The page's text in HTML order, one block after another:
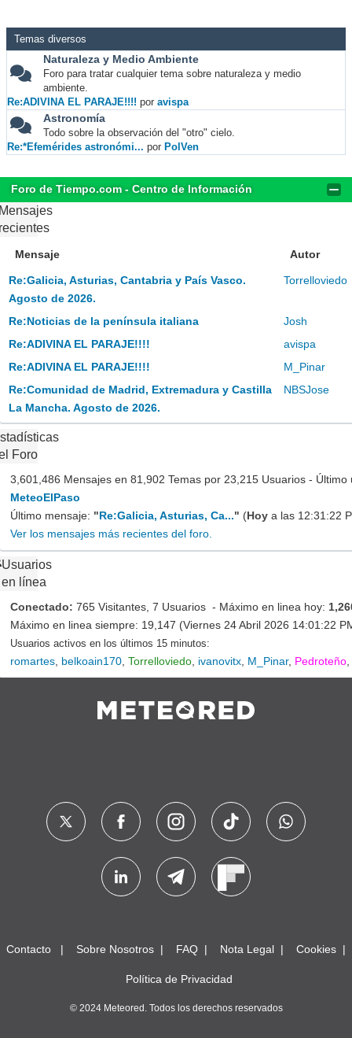
Temas diversos
Naturaleza y Medio Ambiente
Foro para tratar cualquier tema sobre naturaleza y medio
ambiente.
Re:ADIVINA EL PARAJE!!!! por avispa
Astronomía
Todo sobre la observación del "otro" cielo.
Re:*Efemérides astronómi... por PolVen
Foro de Tiempo.com - Centro de Información
Mensaje Autor
Re:Galicia, Asturias, Cantabria y País Vasco.
Agosto de 2026.
Torrelloviedo
Re:Noticias de la península italiana
Josh
Re:ADIVINA EL PARAJE!!!!
avispa
Re:ADIVINA EL PARAJE!!!!
M_Pinar
Re:Comunidad de Madrid, Extremadura y Castilla
La Mancha. Agosto de 2026.
NBSJose
Foro
3,601,486 Mensajes en 81,902 Temas por 23,215 Usuarios - Último
MeteoElPaso
Último mensaje: "Re:Galicia, Asturias, Ca..." (Hoy a las 12:31:22
Ver los mensajes más recientes del foro.
Usuarios
en línea
Conectado: 765 Visitantes, 7 Usuarios - Máximo en linea hoy:
Máximo en linea siempre: 19,147 (Viernes 24 Abril 2026 14:01:22
Usuarios activos en los últimos 15 minutos:
romartes belkoain170 Torrelloviedo ivanovitx M_Pinar, Pedroteño
Contacto Sobre Nosotros FAQ Nota Legal Cookies
Política de Privacidad
© 2024 Meteored. Todos los derechos reservados